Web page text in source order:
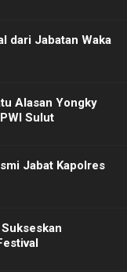
dari Jabatan Waka
Alasan Yongky
Sulut
Jabat Kapolres